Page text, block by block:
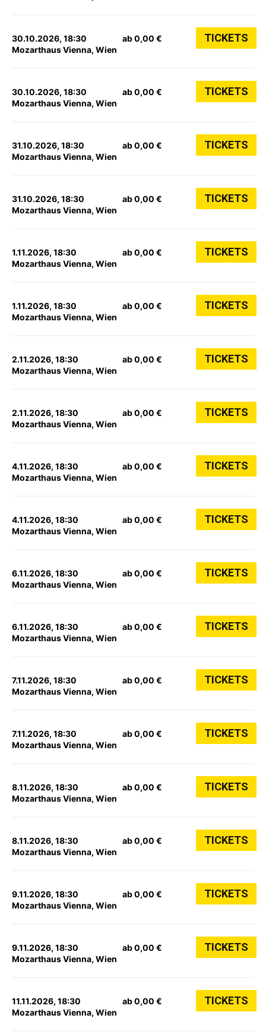
30.10.2026, 18:30
Mozarthaus Vienna, Wien
ab 0,00 € TICKETS
30.10.2026, 18:30
Mozarthaus Vienna, Wien
ab 0,00 € TICKETS
31.10.2026, 18:30
Mozarthaus Vienna, Wien
ab 0,00 € TICKETS
31.10.2026, 18:30
Mozarthaus Vienna, Wien
ab 0,00 € TICKETS
1.11.2026, 18:30
Mozarthaus Vienna, Wien
ab 0,00 € TICKETS
1.11.2026, 18:30
Mozarthaus Vienna, Wien
ab 0,00 € TICKETS
2.11.2026, 18:30
Mozarthaus Vienna, Wien
ab 0,00 € TICKETS
2.11.2026, 18:30
Mozarthaus Vienna, Wien
ab 0,00 € TICKETS
4.11.2026, 18:30
Mozarthaus Vienna, Wien
ab 0,00 € TICKETS
4.11.2026, 18:30
Mozarthaus Vienna, Wien
ab 0,00 € TICKETS
6.11.2026, 18:30
Mozarthaus Vienna, Wien
ab 0,00 € TICKETS
6.11.2026, 18:30
Mozarthaus Vienna, Wien
ab 0,00 € TICKETS
7.11.2026, 18:30
Mozarthaus Vienna, Wien
ab 0,00 € TICKETS
7.11.2026, 18:30
Mozarthaus Vienna, Wien
ab 0,00 € TICKETS
8.11.2026, 18:30
Mozarthaus Vienna, Wien
ab 0,00 € TICKETS
8.11.2026, 18:30
Mozarthaus Vienna, Wien
ab 0,00 € TICKETS
9.11.2026, 18:30
Mozarthaus Vienna, Wien
ab 0,00 € TICKETS
9.11.2026, 18:30
Mozarthaus Vienna, Wien
ab 0,00 € TICKETS
11.11.2026, 18:30
Mozarthaus Vienna, Wien
ab 0,00 € TICKETS